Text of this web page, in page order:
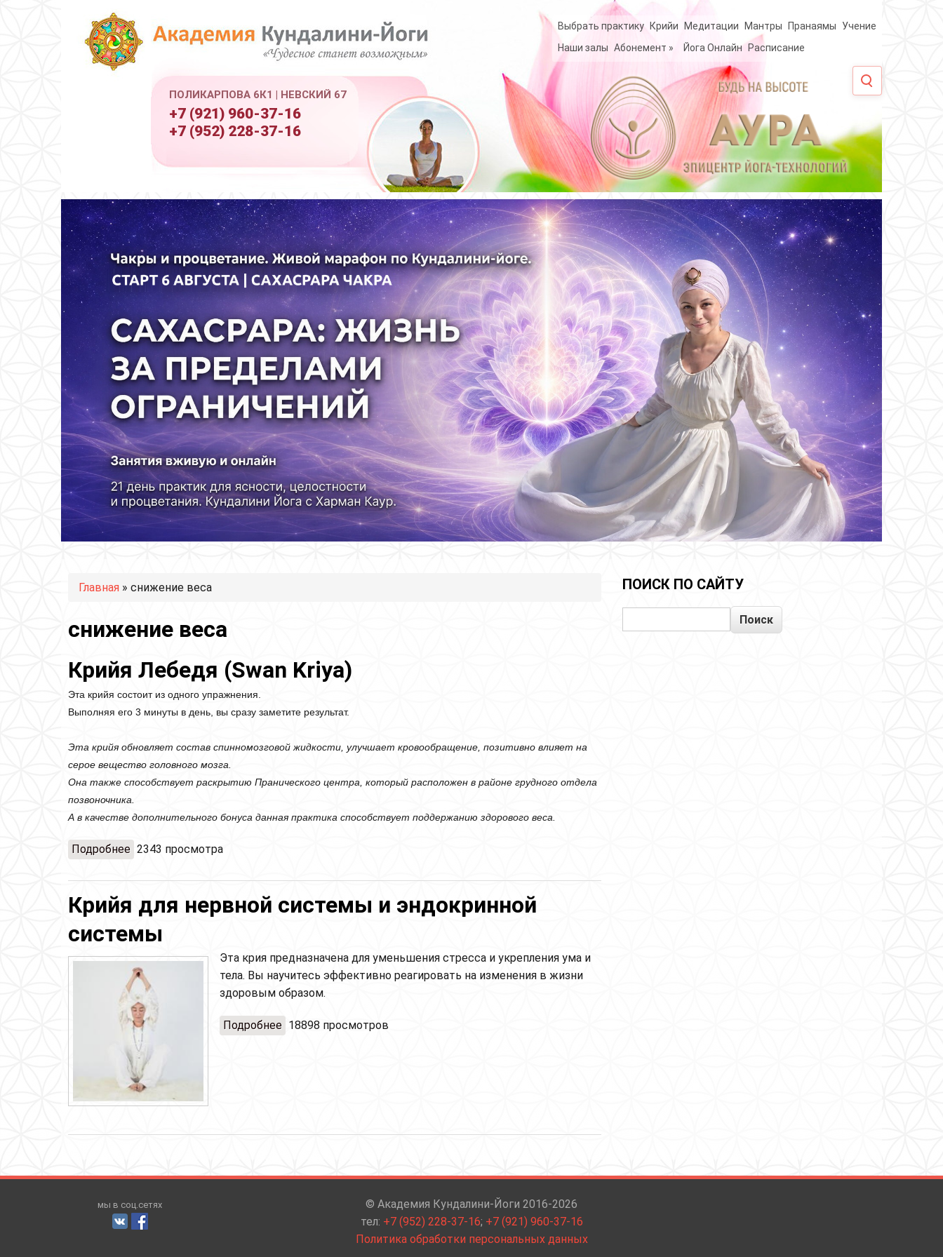
ПОЛИКАРПОВА 6К1 | НЕВСКИЙ 67
+7 (921) 960-37-16
+7 (952) 228-37-16
Выбрать практику Крийи Медитации Мантры Пранаямы
Учение
Наши залы Абонемент » Йога Онлайн Расписание
Вы здесь
Главная » снижение веса
снижение веса
Крийя Лебедя (Swan Kriya)
Эта крийя состоит из одного упражнения.
Выполняя его 3 минуты в день, вы сразу заметите результат.
Эта крийя обновляет состав спинномозговой жидкости, улучшает кровообращение, позитивно влияет на
серое вещество головного мозга.
Она также способствует раскрытию Пранического центра, который расположен в районе грудного отдела
позвоночника.
А в качестве дополнительного бонуса данная практика способствует поддержанию здорового веса.
Подробнее о Крийя Лебедя (Swan Kriya)
2343 просмотра
Крийя для нервной системы и эндокринной
системы
Эта крия предназначена для уменьшения стресса и укрепления ума и
тела. Вы научитесь эффективно реагировать на изменения в жизни
здоровым образом.
Подробнее о Крийя для нервной системы и эндокринной системы
18898 просмотров
ПОИСК ПО САЙТУ
мы в соц.сетях
© Академия Кундалини-Йоги 2016-2026
тел: +7 (952) 228-37-16; +7 (921) 960-37-16
Политика обработки персональных данных